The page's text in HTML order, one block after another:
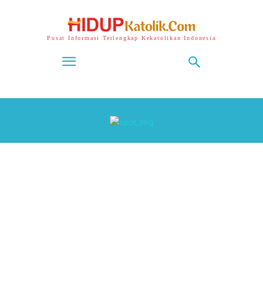
Pusat Informasi Terlengkap Kekatolikan Indonesia